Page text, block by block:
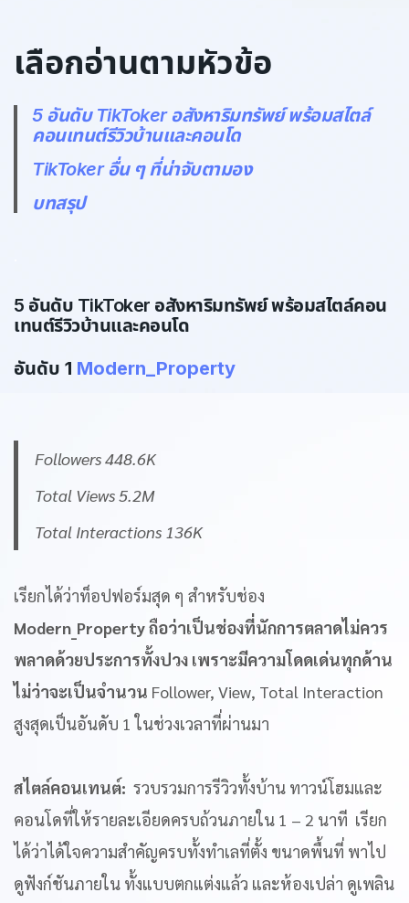
เลือกอ่านตามหัวข้อ
5 อันดับ TikToker อสังหาริมทรัพย์ พร้อมสไตล์
คอนเทนต์รีวิวบ้านและคอนโด
TikToker อื่น ๆ ที่น่าจับตามอง
บทสรุป
5 อันดับ TikToker อสังหาริมทรัพย์ พร้อมสไตล์คอน
เทนต์รีวิวบ้านและคอนโด
อันดับ 1 Modern_Property
Followers 448.6K
Total Views 5.2M
Total Interactions 136K
เรียกได้ว่าท็อปฟอร์มสุด ๆ สำหรับช่อง
Modern_Property ถือว่าเป็นช่องที่นักการตลาดไม่ควร
พลาดด้วยประการทั้งปวง เพราะมีความโดดเด่นทุกด้าน
ไม่ว่าจะเป็นจำนวน Follower, View, Total Interaction
สูงสุดเป็นอันดับ 1 ในช่วงเวลาที่ผ่านมา
สไตล์คอนเทนต์: รวบรวมการรีวิวทั้งบ้าน ทาวน์โฮมและ
คอนโดที่ให้รายละเอียดครบถ้วนภายใน 1 – 2 นาที เรียก
ได้ว่าได้ใจความสำคัญครบทั้งทำเลที่ตั้ง ขนาดพื้นที่ พาไป
ดูฟังก์ชันภายใน ทั้งแบบตกแต่งแล้ว และห้องเปล่า ดูเพลิน